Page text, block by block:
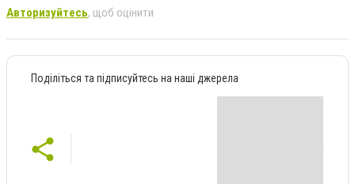
Авторизуйтесь, щоб оцінити
Поділіться та підписуйтесь на наші джерела